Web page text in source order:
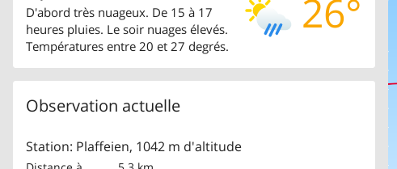
26°
D'abord très nuageux. De 15 à 17
heures pluies. Le soir nuages élevés.
Températures entre 20 et 27 degrés.
Observation actuelle
Station: Plaffeien, 1042 m d'altitude